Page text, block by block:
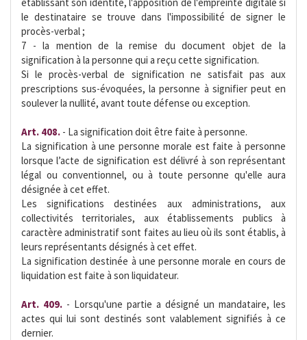
le destinataire se trouve dans l'impossibilité de signer le
procès-verbal ;
7 - la mention de la remise du document objet de la
signification à la personne qui a reçu cette signification.
Si le procès-verbal de signification ne satisfait pas aux
prescriptions sus-évoquées, la personne à signifier peut en
soulever la nullité, avant toute défense ou exception.
Art. 408. - La signification doit être faite à personne.
La signification à une personne morale est faite à personne
lorsque l’acte de signification est délivré à son représentant
légal ou conventionnel, ou à toute personne qu'elle aura
désignée à cet effet.
Les significations destinées aux administrations, aux
collectivités territoriales, aux établissements publics à
caractère administratif sont faites au lieu où ils sont établis, à
leurs représentants désignés à cet effet.
La signification destinée à une personne morale en cours de
liquidation est faite à son liquidateur.
Art. 409. - Lorsqu'une partie a désigné un mandataire, les
actes qui lui sont destinés sont valablement signifiés à ce
dernier.